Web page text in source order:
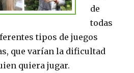
de
todas
tipos de juegos
que varían la dificultad
quiera jugar.